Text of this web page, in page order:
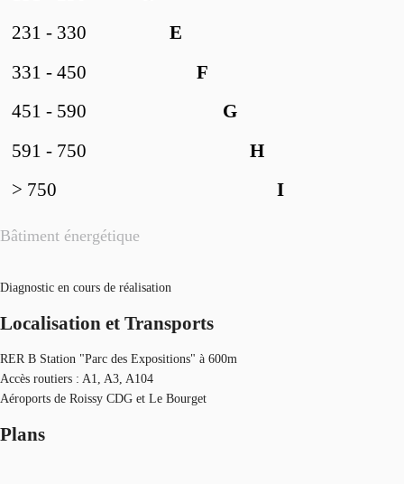
Bâtiment énergétique
E
231 - 330
F
331 - 450
G
451 - 590
H
591 - 750
I
> 750
Diagnostic en cours de réalisation
Localisation et Transports
RER B Station "Parc des Expositions" à 600m
Accès routiers : A1, A3, A104
Aéroports de Roissy CDG et Le Bourget
Plans